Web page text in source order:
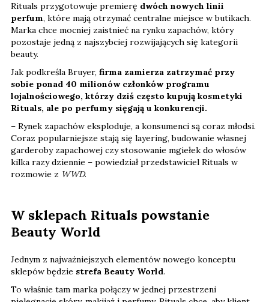
Rituals przygotowuje premierę dwóch nowych linii
perfum, które mają otrzymać centralne miejsce w butikach.
Marka chce mocniej zaistnieć na rynku zapachów, który
pozostaje jedną z najszybciej rozwijających się kategorii
beauty.
Jak podkreśla Bruyer, firma zamierza zatrzymać przy
sobie ponad 40 milionów członków programu
lojalnościowego, którzy dziś często kupują kosmetyki
Rituals, ale po perfumy sięgają u konkurencji.
– Rynek zapachów eksploduje, a konsumenci są coraz młodsi.
Coraz popularniejsze stają się layering, budowanie własnej
garderoby zapachowej czy stosowanie mgiełek do włosów
kilka razy dziennie – powiedział przedstawiciel Rituals w
rozmowie z WWD.
W sklepach Rituals powstanie
Beauty World
Jednym z najważniejszych elementów nowego konceptu
sklepów będzie strefa Beauty World.
To właśnie tam marka połączy w jednej przestrzeni